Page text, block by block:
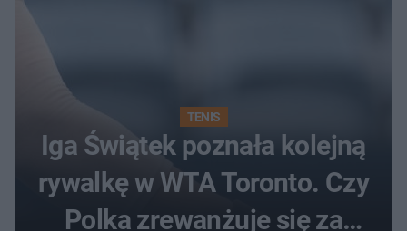
TENIS
Iga Świątek poznała kolejną
rywalkę w WTA Toronto. Czy
Polka zrewanżuje się za